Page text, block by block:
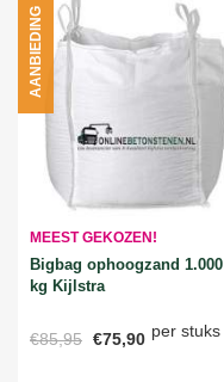
MEEST GEKOZEN!
Bigbag ophoogzand 1.000
kg Kijlstra
€85,95 €75,90 per stuks
AANBIEDING